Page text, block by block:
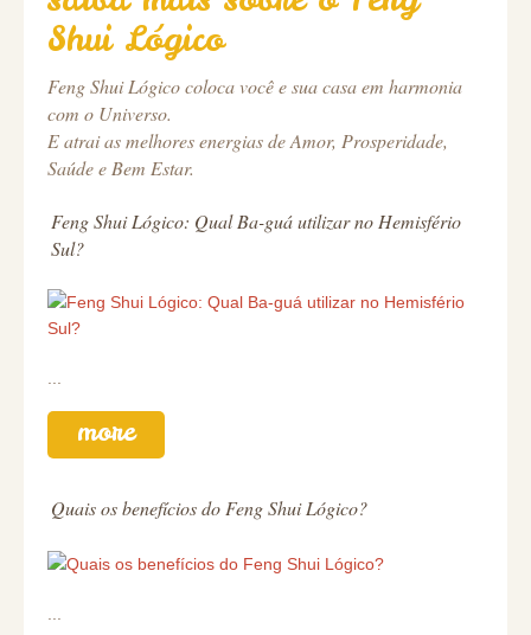
Shui Lógico
Feng Shui Lógico coloca você e sua casa em harmonia
com o Universo.
E atrai as melhores energias de Amor, Prosperidade,
Saúde e Bem Estar.
Feng Shui Lógico: Qual Ba-guá utilizar no Hemisfério
Sul?
...
more
Quais os benefícios do Feng Shui Lógico?